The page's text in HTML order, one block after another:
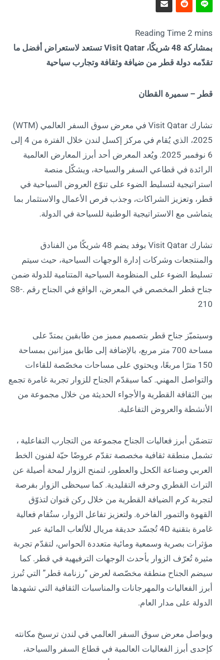
بمشاركة 48 شريكًا، Visit Qatar تستعد لاستعراض أفضل ما
تقدّمه دولة قطر من ضيافة وثقافة وتجارب سياحية
قطر – سميرة القطان
تشارك Visit Qatar في معرض سوق السفر العالمي (WTM)
2025، الذي يُقام في مركز إكسل لندن خلال الفترة من 4 إلى
6 نوفمبر 2025. ويُعد المعرض أحد أبرز المعارض العالمية
الرائدة في قطاعي السفر والسياحة، ويشكّل منصة
استراتيجية لتسليط الضوء على تنوّع العروض السياحية في
قطر، وتعزيز الشراكات، وجذب فرص الأعمال والاستثمار بما
يتماشى مع الاستراتيجية الوطنية للسياحة في الدولة.
تشارك Visit Qatar بوفد يضم 48 شريكًا من الفنادق
والمنتجعات وشركات إدارة الوجهات السياحية، حيث سيتم
تسليط الضوء على المنظومة السياحية المتنامية للدولة ضمن
جناح قطر المخصص في المعرض، الواقع في الجناح رقم .S8-
210
وسيتميّز جناح قطر بتصميم مميز من طابقين يمتدّ على
مساحة 700 متر مربع، بالإضافة إلى طابق ميزانين بمساحة
150 مترًا مربعًا، ويحتوي على مساحات مخصّصة للقاءات
والتواصل المهني. كما سيقدّم الجناح للزوار تجربة غامرة تجمع
بين الثقافة القطرية والأجواء الحديثة من خلال مجموعة من
الأنشطة والعروض التفاعلية.
تتضمّن أبرز فعاليات الجناح مجموعة من التجارب التفاعلية ،
تشمل منطقة ثقافية مخصصة تقدّم عروضًا حيّة لفنون الخط
العربي وصناعة الكحل والعطور، لتمنح الزوار لمحة أصيلة عن
التراث القطري وحرفه التقليدية. كما سيحظى الزوار بفرصة
لتجربة كرم الضيافة القطرية من خلال ركن قنوان لتذوّق
القهوة والتمور الفاخرة. ولتعزيز تفاعل الزوار، ستُقام فعالية
غامرة بتقنية 4D تُجسّد حديقة مريال للألعاب المائية عبر
مؤثرات بصرية وسمعية ومائية متعددة الحواس، لتقدّم تجربة
مثيرة تُعرّف الزوار بأحدث الوجهات الترفيهية في قطر. كما
سيضم الجناح منطقة مخصّصة لعرض “رزنامة قطر” التي تُبرز
أبرز الفعاليات والمهرجانات والمناسبات الثقافية التي تشهدها
الدولة على مدار العام.
ويواصل معرض سوق السفر العالمي في لندن ترسيخ مكانته
كإحدى أبرز الفعاليات العالمية في قطاع السفر والسياحة،